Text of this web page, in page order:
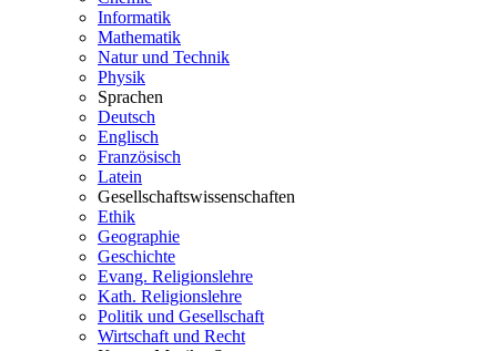
Informatik
Mathematik
Natur und Technik
Physik
Sprachen
Deutsch
Englisch
Französisch
Latein
Gesellschaftswissenschaften
Ethik
Geographie
Geschichte
Evang. Religionslehre
Kath. Religionslehre
Politik und Gesellschaft
Wirtschaft und Recht